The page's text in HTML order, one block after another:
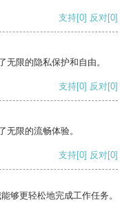
支持[0] 反对[0]
限的隐私保护和自由。
支持[0] 反对[0]
限的流畅体验。
支持[0] 反对[0]
够更轻松地完成工作任务。